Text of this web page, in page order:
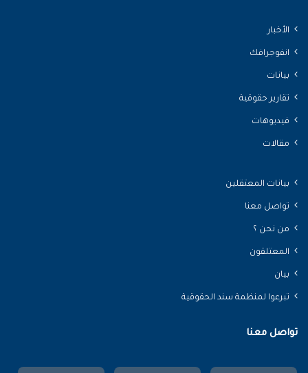
الأخبار
انفوجرافك
بيانات
تقارير حقوقية
فيديوهات
مقالات
بيانات المعتقلين
تواصل معنا
من نحن ؟
المعتلقون
بيان
تبرعوا لمنظمة سند الحقوقية
تواصل معنا